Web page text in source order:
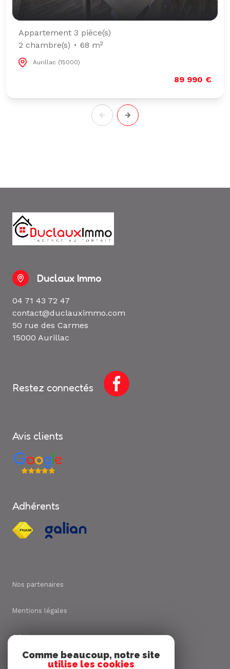
Appartement 3 pièce(s)
2 chambre(s)
68 m²
Aurillac (15000)
89 990 €
Duclaux Immo
04 71 43 72 47
contact@duclauximmo.com
50 rue des Carmes
15000 Aurillac
Restez connectés
Avis clients
Adhérents
Nos partenaires
Mentions légales
Admin
Nos honoraires
Comme beaucoup, notre site
utilise les cookies